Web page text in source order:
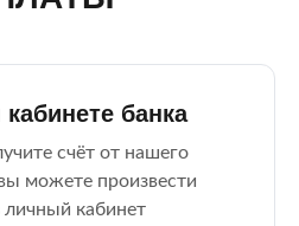
банка
счёт от нашего
можете произвести
личный кабинет